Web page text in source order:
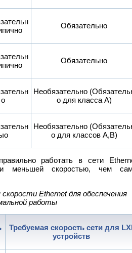
Обязательно
Обязательно
о
Необязательно
о для класса A)
Необязательно
о для классов A,B)
работать в сети
меньшей скоростью, чем
Ethernet для обеспечения
работы
Требуемая скорость сети для
устройств